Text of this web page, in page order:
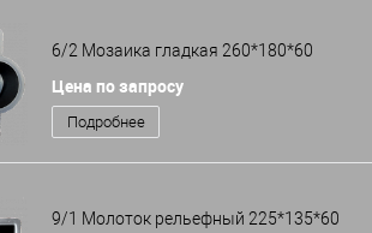
6/2 Мозаика гладкая 260*180*60
Цена по запросу
Подробнее
9/1 Молоток рельефный 225*135*60